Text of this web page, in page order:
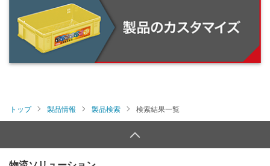
トップ 製品情報 製品検索 検索結果一覧